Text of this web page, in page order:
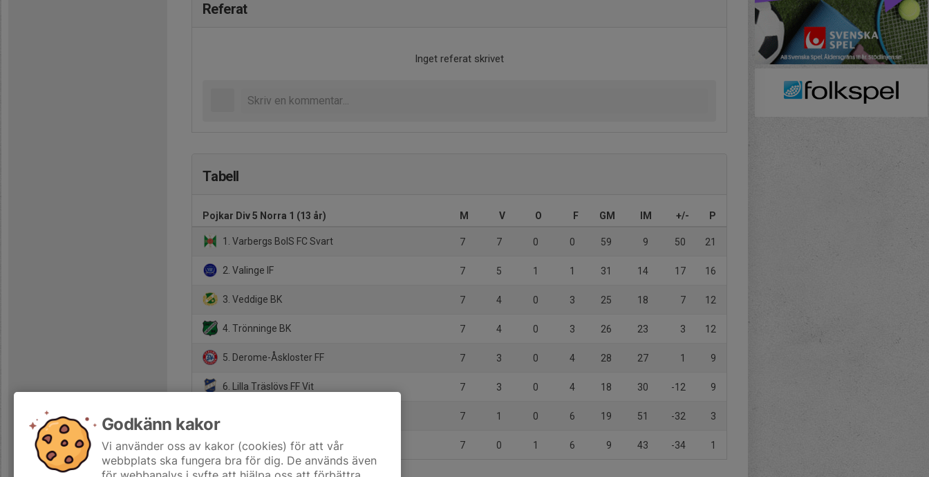
Referat
Inget referat skrivet
Tabell
Pojkar Div 5 Norra 1 (13 år) M V O F GM IM +/- P
1. Varbergs BoIS FC Svart 7 7 0 0 59 9 50 21
2. Valinge IF 7 5 1 1 31 14 17 16
3. Veddige BK 7 4 0 3 25 18 7 12
4. Trönninge BK 7 4 0 3 26 23 3 12
5. Derome-Åskloster FF 7 3 0 4 28 27 1 9
6. Lilla Träslövs FF Vit 7 3 0 4 18 30 -12 9
7 1 0 6 19 51 -32 3
8. Tvååker/Galtabäck 7 0 1 6 9 43 -34 1
Godkänn kakor
Vi använder oss av kakor (cookies) för att vår
webbplats ska fungera bra för dig. De används även